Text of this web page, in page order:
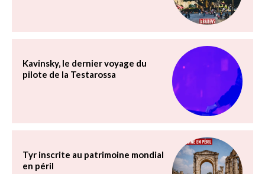
Kavinsky, le dernier voyage du
pilote de la Testarossa
Tyr inscrite au patrimoine mondial
en péril